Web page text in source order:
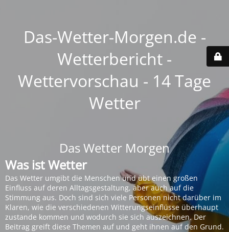
Das-Wetter-Morgen.de -
Wetterbericht -
Wettervorschau - 14 Tage
Wetter
Das Wetter Morgen
Was ist Wetter
Das Wetter umgibt die Menschen und übt einen großen
Einfluss auf deren Alltagsgestaltung, aber auch auf die
Stimmung aus. Doch sind sich viele Personen nicht darüber im
Klaren, wie die verschiedenen Witterungseinflüsse überhaupt
zustande kommen und wodurch sie sich auszeichnen. Der
Beitrag greift diese Themen auf und geht ihnen auf den Grund.